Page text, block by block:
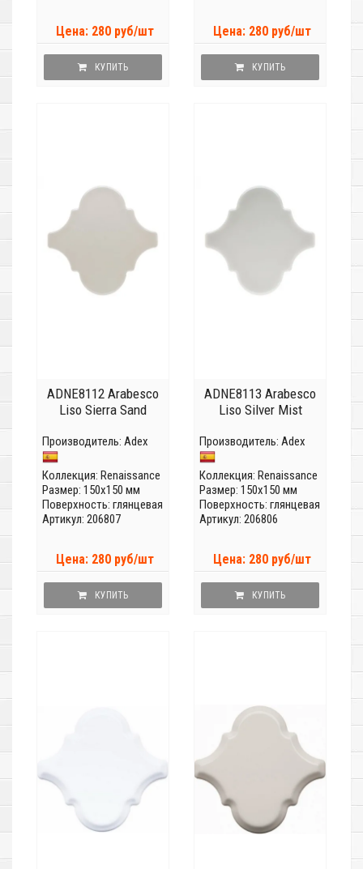
Цена: 280 руб/шт
КУПИТЬ
Цена: 280 руб/шт
КУПИТЬ
ADNE8112 Arabesco
Liso Sierra Sand
Производитель: Adex
Коллекция: Renaissance
Размер: 150x150 мм
Поверхность: глянцевая
Артикул: 206807
Цена: 280 руб/шт
КУПИТЬ
ADNE8113 Arabesco
Liso Silver Mist
Производитель: Adex
Коллекция: Renaissance
Размер: 150x150 мм
Поверхность: глянцевая
Артикул: 206806
Цена: 280 руб/шт
КУПИТЬ